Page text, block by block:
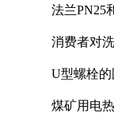
法兰PN25
消费者对
U型螺栓
煤矿用电